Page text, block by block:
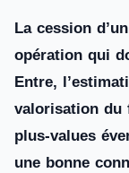
La cession
opération qui
Entre,
valorisation du
plus-values
une bonne